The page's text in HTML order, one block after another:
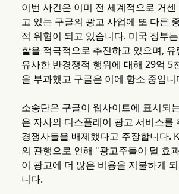
이번 사건은 이미 전 세계적으로 거
고 있는 구글의 광고 사업에 또 다른
적 위협이 되고 있습니다. 미국 정부
할을 적극적으로 추진하고 있으며, 유
유사한 반경쟁적 행위에 대해 29억 5
을 부과했고 구글은 이에 항소 중입니
소송단은 구글이 웹사이트에 표시되
은 자사의 디스플레이 광고 서비스를
경쟁사들을 배제했다고 주장합니다.
의 관행으로 인해 "광고주들이 덜 효
이 광고에 더 많은 비용을 지불하게
니다.